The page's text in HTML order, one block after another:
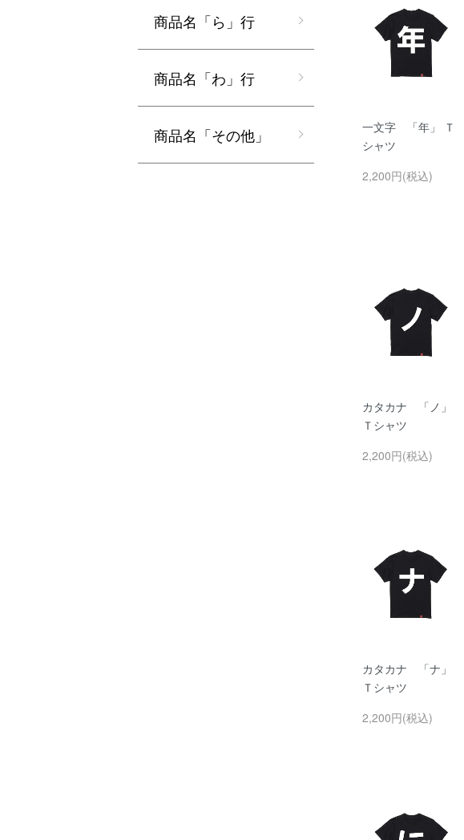
一文字 「年」 Ｔ
シャツ
2,200円(税込)
カタカナ 「ノ」
Ｔシャツ
2,200円(税込)
カタカナ 「ナ」
Ｔシャツ
2,200円(税込)
商品名「ら」行
商品名「わ」行
商品名「その他」